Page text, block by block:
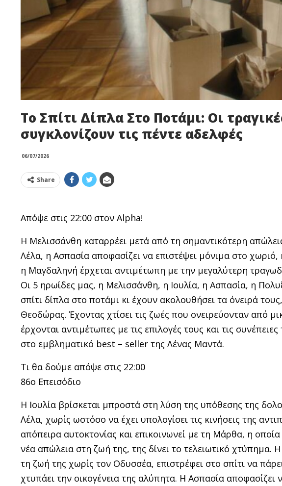
Το Σπίτι Δίπλα Στο Ποτάμι: Οι
συγκλονίζουν τις πέντε αδελφές
06/07/2026
Share
Απόψε στις 22:00 στον Alpha!
Η Μελισσάνθη καταρρέει μετά από τη σημαντικότερη
Λέλα, η Ασπασία αποφασίζει να επιστέψει μόνιμα στο χωριό,
η Μαγδαληνή έρχεται αντιμέτωπη με την μεγαλύτερη
Οι 5 ηρωίδες μας, η Μελισσάνθη, η Ιουλία, η Ασπασία, η
σπίτι δίπλα στο ποτάμι κι έχουν ακολουθήσει τα όνειρά
Θεοδώρας. Έχοντας χτίσει τις ζωές που ονειρεύονταν από
έρχονται αντιμέτωπες με τις επιλογές τους και τις
στο εμβληματικό best – seller της Λένας Μαντά.
Τι θα δούμε απόψε στις 22:00
86ο Επεισόδιο
Η Ιουλία βρίσκεται μπροστά στη λύση της υπόθεσης της
Λέλα, χωρίς ωστόσο να έχει υπολογίσει τις κινήσεις της
απόπειρα αυτοκτονίας και επικοινωνεί με τη Μάρθα, η
νέα απώλεια στη ζωή της, της δίνει το τελειωτικό χτύπημα.
τη ζωή της χωρίς τον Οδυσσέα, επιστρέφει στο σπίτι να
χτυπάει την οικογένεια της αλύπητα. Η Ασπασία